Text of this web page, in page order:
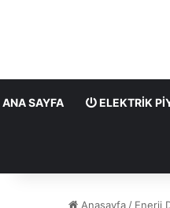
ANA SAYFA ELEKTRIK
Anasayfa / Enerji